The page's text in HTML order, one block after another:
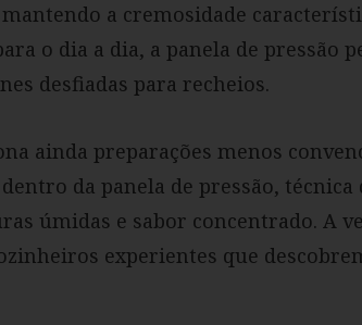
a cremosidade
o dia a dia, a panela de pressão
desfiadas para recheios.
ainda preparações menos
da panela de pressão,
úmidas e sabor concentrado. A
experientes que